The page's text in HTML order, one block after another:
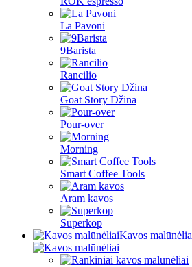
La Pavoni
9Barista
Rancilio
Goat Story Džina
Pour-over
Morning
Smart Coffee Tools
Aram kavos
Superkop
Kavos